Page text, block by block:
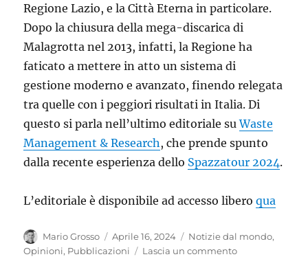
Regione Lazio, e la Città Eterna in particolare.
Dopo la chiusura della mega-discarica di
Malagrotta nel 2013, infatti, la Regione ha
faticato a mettere in atto un sistema di
gestione moderno e avanzato, finendo relegata
tra quelle con i peggiori risultati in Italia. Di
questo si parla nell’ultimo editoriale suWaste
Management & Research , che prende spunto
dalla recente esperienza dello Spazzatour 2024.
L’editoriale è disponibile ad accesso liberoqua
Autore
Mario Grosso
Pubblicato
il
Aprile 16, 2024 Categorie
Notizie dal mondo,
Opinioni, Pubblicazioni Lascia un commentosu